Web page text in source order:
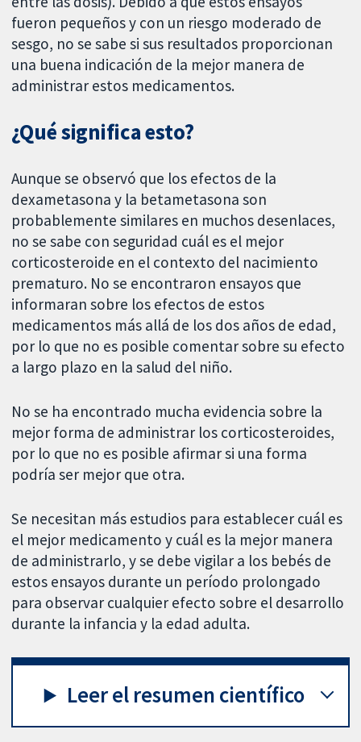
fueron pequeños y con un riesgo moderado de
sesgo, no se sabe si sus resultados proporcionan
una buena indicación de la mejor manera de
administrar estos medicamentos.
¿Qué significa esto?
Aunque se observó que los efectos de la
dexametasona y la betametasona son
probablemente similares en muchos desenlaces,
no se sabe con seguridad cuál es el mejor
corticosteroide en el contexto del nacimiento
prematuro. No se encontraron ensayos que
informaran sobre los efectos de estos
medicamentos más allá de los dos años de edad,
por lo que no es posible comentar sobre su efecto
a largo plazo en la salud del niño.
No se ha encontrado mucha evidencia sobre la
mejor forma de administrar los corticosteroides,
por lo que no es posible afirmar si una forma
podría ser mejor que otra.
Se necesitan más estudios para establecer cuál es
el mejor medicamento y cuál es la mejor manera
de administrarlo, y se debe vigilar a los bebés de
estos ensayos durante un período prolongado
para observar cualquier efecto sobre el desarrollo
durante la infancia y la edad adulta.
Leer el resumen científico